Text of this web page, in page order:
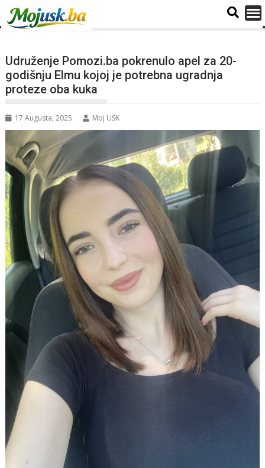
Udruženje Pomozi.ba pokrenulo apel za 20-
godišnju Elmu kojoj je potrebna ugradnja
proteze oba kuka
17 Augusta, 2025 Moj USK